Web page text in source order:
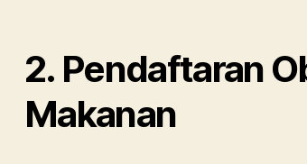
2. Pendaftaran
Makanan